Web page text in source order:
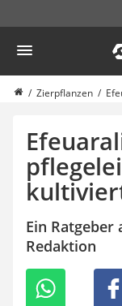
Garten
Akku-Laubsauger
Faltpavillon
Schlauchtrommel
Solar-Lichterkette
Teleskopleiter
Ameisengift
Pavillon
Sichtschutzstreifen
Akku-Laubbläser
Koifutter
Kassettenmarkise
Zierpflanzen
Ein
Redaktion